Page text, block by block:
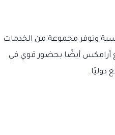
وتوفر مجموعة من الخدمات
أرامكس أيضًا بحضور قوي في
دوليًا.